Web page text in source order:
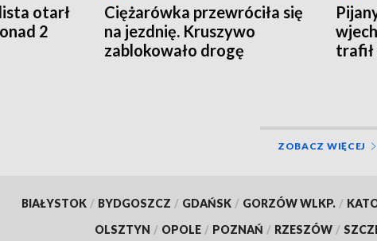
otarł
2
Ciężarówka przewróciła się
na jezdnię. Kruszywo
zablokowało drogę
trafił
ZOBACZ WIĘCEJ
BIAŁYSTOK / BYDGOSZCZ / GDAŃSK / GORZÓW WLKP. /
OLSZTYN / OPOLE / POZNAŃ / RZESZÓW /